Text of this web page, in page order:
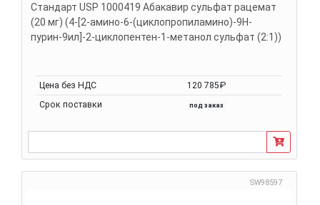
Стандарт USP 1000419 Абакавир сульфат рацемат
(20 мг) (4-[2-амино-6-(циклопропиламино)-9H-
пурин-9ил]-2-циклопентен-1-метанол сульфат (2:1))
Цена без НДС
120 785₽
Срок поставки
под заказ
SW98597